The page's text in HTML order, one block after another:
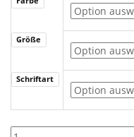
Größe
Schriftart
Holzkranz